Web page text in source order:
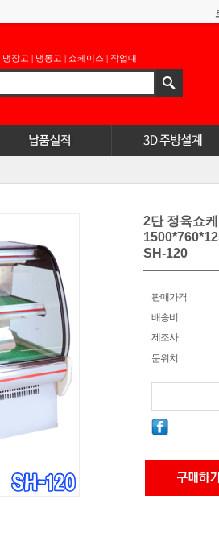
냉장고 | 냉동고 | 쇼케이스 | 작업대
2단 정육쇼
SH-120
판매가격
배송비
제조사
문위치